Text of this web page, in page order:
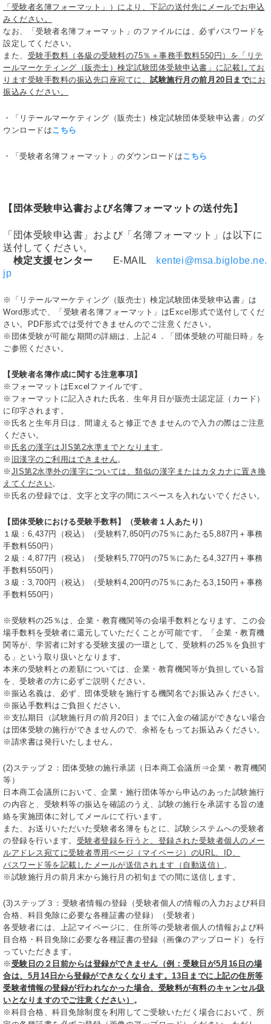
「受験者名簿フォーマット」）により、下記の送付先にメールでお申込
みください。
なお、「受験者名簿フォーマット」のファイルには、必ずパスワードを
設定してください。
また、 受験手数料（各級の受験料の75％＋事務手数料550円）を「リテ
ールマーケティング（販売士）検定試験団体受験申込書」に記載してお
ります受験手数料の振込先口座宛てに、試験施行月の前月20日までにお
振込みください。
・「リテールマーケティング（販売士）検定試験団体受験申込書」のダ
ウンロードはこちら
・「受験者名簿フォーマット」のダウンロードはこちら
【団体受験申込書および名簿フォーマットの送付先】
「団体受験申込書」および「名簿フォーマット」は以下に
送付してください。
検定支援センター E-MAIL kentei@msa.biglobe.ne.
jp
※「リテールマーケティング（販売士）検定試験団体受験申込書」は
Word形式で、「受験者名簿フォーマット」はExcel形式で送付してくだ
さい。PDF形式では受付できませんのでご注意ください。
※団体受験が可能な期間の詳細は、上記４．「団体受験の可能日時」を
ご参照ください。
【受験者名簿作成に関する注意事項】
※フォーマットはExcelファイルです。
※フォーマットに記入された氏名、生年月日が販売士認定証（カード）
に印字されます。
※氏名と生年月日は、間違えると修正できませんので入力の際はご注意
ください。
※ 氏名の漢字はJIS第2水準までとなります 。
※ 旧漢字のご利用はできません。
※ JIS第2水準外の漢字については、類似の漢字またはカタカナに置き換
えてください。
※氏名の登録では、文字と文字の間にスペースを入れないでください。
【団体受験における受験手数料】（受験者１人あたり）
１級：6,437円（税込）（受験料7,850円の75％にあたる5,887円＋事務
手数料550円）
２級：4,877円（税込）（受験料5,770円の75％にあたる4,327円＋事務
手数料550円）
３級：3,700円（税込）（受験料4,200円の75％にあたる3,150円＋事務
手数料550円）
※受験料の25％は、企業・教育機関等の会場手数料となります。この会
場手数料を受験者に還元していただくことが可能です。「企業・教育機
関等が、学習者に対する受験支援の一環として、受験料の25％を負担す
る」という取り扱いとなります。
本来の受験料との差額については、企業・教育機関等が負担している旨
を、受験者の方に必ずご説明ください。
※振込名義は、必ず、団体受験を施行する機関名でお振込みください。
※振込手数料はご負担ください。
※支払期日（試験施行月の前月20日）までに入金の確認ができない場合
は団体受験の施行ができませんので、余裕をもってお振込みください。
※請求書は発行いたしません。
(2)ステップ２：団体受験の施行承諾（日本商工会議所⇒企業・教育機関
等）
日本商工会議所において、企業・施行団体等から申込のあった試験施行
の内容と、受験料等の振込を確認のうえ、試験の施行を承諾する旨の連
絡を実施団体に対してメールにて行います。
また、お送りいただいた受験者名簿をもとに、試験システムへの受験者
の登録を行います。 受験者登録を行うと、登録された受験者個人のメー
ルアドレス宛てに受験者専用ページ（マイページ）のURL、ID、
パスワード等を記載したメールが送信されます（自動送信） 。
※試験施行月の前月末から施行月の初旬までの間に送信します。
(3)ステップ３：受験者情報の登録（受験者個人の情報の入力および科目
合格、科目免除に必要な各種証書の登録）（受験者）
各受験者には、上記マイページに、住所等の受験者個人の情報および科
目合格・科目免除に必要な各種証書の登録（画像のアップロード）を行
っていただきます。
※ 受験日の２日前からは登録ができません（例：受験日が5月16日の場
合は、5月14日から登録ができなくなります。13日までに上記の住所等
受験者情報の登録が行われなかった場合、受験料が有料のキャンセル扱
いとなりますのでご注意ください） 。
※科目合格、科目免除制度を利用してご受験いただく場合において、所